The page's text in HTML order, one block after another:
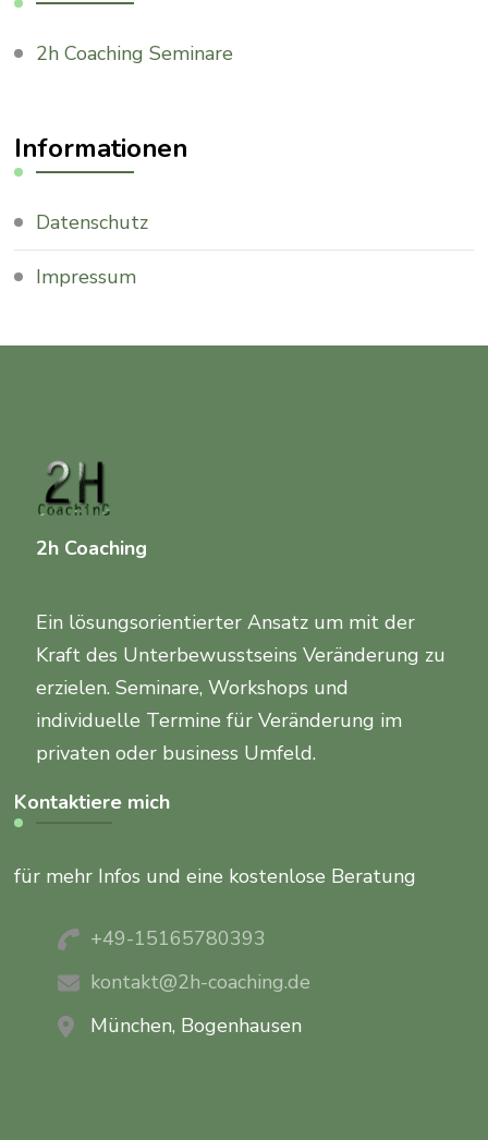
2h Coaching Seminare
Informationen
Datenschutz
Impressum
2h Coaching
Ein lösungsorientierter Ansatz um mit der
Kraft des Unterbewusstseins Veränderung zu
erzielen. Seminare, Workshops und
individuelle Termine für Veränderung im
privaten oder business Umfeld.
Kontaktiere mich
für mehr Infos und eine kostenlose Beratung
+49-15165780393
kontakt@2h-coaching.de
München, Bogenhausen